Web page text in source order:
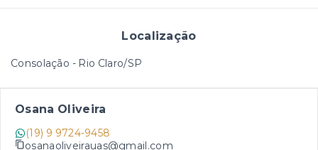
Localização
Consolação - Rio Claro/SP
Osana Oliveira
(19) 9 9724-9458
osanaoliveirauas@gmail.com